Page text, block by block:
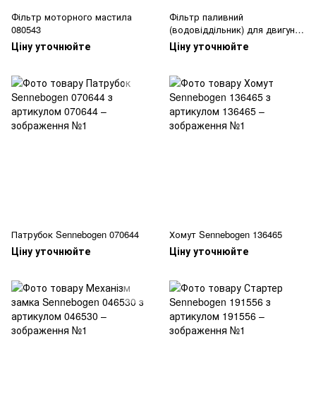
Фільтр моторного мастила
080543
Ціну уточнюйте
Фільтр паливний
(водовіддільник) для двигуна
внутрішнього згоряння 087040
Ціну уточнюйте
Патрубок Sennebogen 070644
Ціну уточнюйте
Хомут Sennebogen 136465
Ціну уточнюйте